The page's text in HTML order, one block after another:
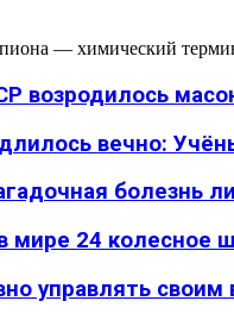
— химический
возродилось
вечно:
болезнь
24 колесное
управлять